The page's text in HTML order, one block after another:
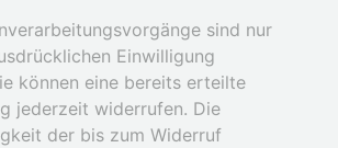
sind nur
Einwilligung
können eine bereits erteilte
jederzeit widerrufen. Die
der bis zum Widerruf